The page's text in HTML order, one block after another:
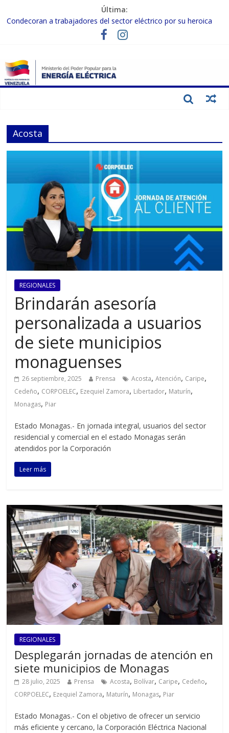
Última:
Condecoran a trabajadores del sector eléctrico por su heroica
labor tras el doble sismo del 24-J
Gobierno Nacional coordina acciones con el sector privado para
Inspeccionan trabajos de rehabilitación en instalaciones del SEN
en Carabobo
Gobierno Nacional activa plan preventivo para fortalecer el SEN
Acosta
REGIONALES
Brindarán asesoría
personalizada a usuarios
de siete municipios
monaguenses
26 septiembre, 2025 Prensa Acosta,Atención, Caripe,
Cedeño, CORPOELEC, Ezequiel Zamora, Libertador, Maturín,
Monagas, Piar
Estado Monagas.- En jornada integral, usuarios del sector
residencial y comercial en el estado Monagas serán
atendidos por la Corporación
Leer más
REGIONALES
Desplegarán jornadas de atención en
siete municipios de Monagas
28 julio, 2025 Prensa Acosta, Bolívar, Caripe, Cedeño,
CORPOELEC, Ezequiel Zamora, Maturín, Monagas, Piar
Estado Monagas.- Con el objetivo de ofrecer un servicio
más eficiente y cercano, la Corporación Eléctrica Nacional